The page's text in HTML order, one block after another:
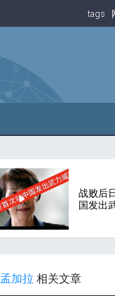
tags
战败后
国发出
孟加拉 相关文章